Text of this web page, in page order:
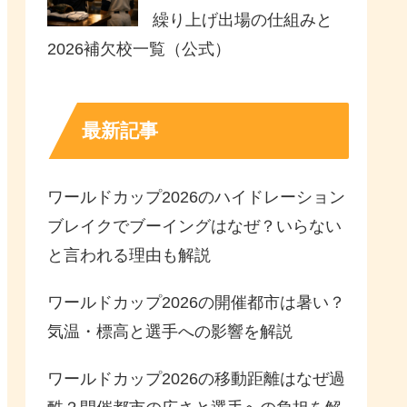
繰り上げ出場の仕組みと
2026補欠校一覧（公式）
最新記事
ワールドカップ2026のハイドレーション
ブレイクでブーイングはなぜ？いらない
と言われる理由も解説
ワールドカップ2026の開催都市は暑い？
気温・標高と選手への影響を解説
ワールドカップ2026の移動距離はなぜ過